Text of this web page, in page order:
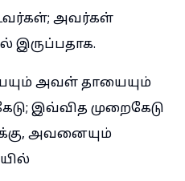
அவர்கள்
இருப்பதாக.
அவள் தாயையும்
இவ்வித முறைகேடு
அவனையும்